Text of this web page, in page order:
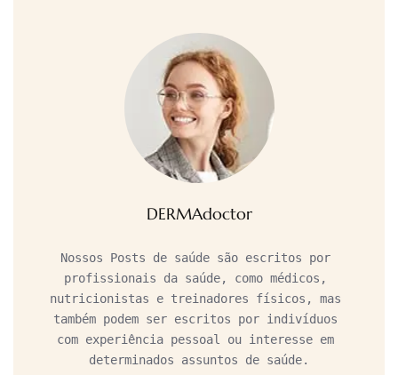
DERMAdoctor
Nossos Posts de saúde são escritos por
profissionais da saúde, como médicos,
nutricionistas e treinadores físicos, mas
também podem ser escritos por indivíduos
com experiência pessoal ou interesse em
determinados assuntos de saúde.